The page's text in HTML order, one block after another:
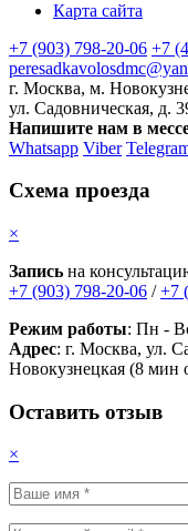
Карта сайта
+7 (903) 798-20-06 +7
г. Москва, м.
ул. Садовническая, д.
Напишите нам в
Whatsapp Viber
Схема проезда
×
Запись на
+7 (903) 798-20-06 /+7
Режим работы: Пн -
Адрес: г. Москва, ул.
Новокузнецкая (8 мин
Оставить отзыв
×